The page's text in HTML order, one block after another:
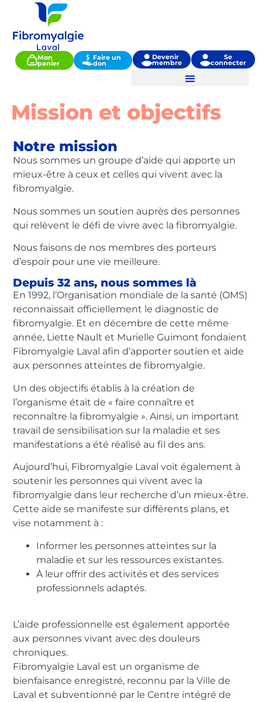
Mon
panier
Faire un
don
Devenir
membre
Se
connecter
Mission et objectifs
Notre mission
Nous sommes un groupe d’aide qui apporte un
mieux-être à ceux et celles qui vivent avec la
fibromyalgie.
Nous sommes un soutien auprès des personnes
qui relèvent le défi de vivre avec la fibromyalgie.
Nous faisons de nos membres des porteurs
d’espoir pour une vie meilleure.
Depuis 32 ans, nous sommes là
En 1992, l’Organisation mondiale de la santé (OMS)
reconnaissait officiellement le diagnostic de
fibromyalgie. Et en décembre de cette même
année, Liette Nault et Murielle Guimont fondaient
Fibromyalgie Laval afin d’apporter soutien et aide
aux personnes atteintes de fibromyalgie.
Un des objectifs établis à la création de
l’organisme était de « faire connaître et
reconnaître la fibromyalgie ». Ainsi, un important
travail de sensibilisation sur la maladie et ses
manifestations a été réalisé au fil des ans.
Aujourd’hui, Fibromyalgie Laval voit également à
soutenir les personnes qui vivent avec la
fibromyalgie dans leur recherche d’un mieux-être.
Cette aide se manifeste sur différents plans, et
vise notamment à :
Informer les personnes atteintes sur la
maladie et sur les ressources existantes.
À leur offrir des activités et des services
professionnels adaptés.
L’aide professionnelle est également apportée
aux personnes vivant avec des douleurs
chroniques.
Fibromyalgie Laval est un organisme de
bienfaisance enregistré, reconnu par la Ville de
Laval et subventionné par le Centre intégré de